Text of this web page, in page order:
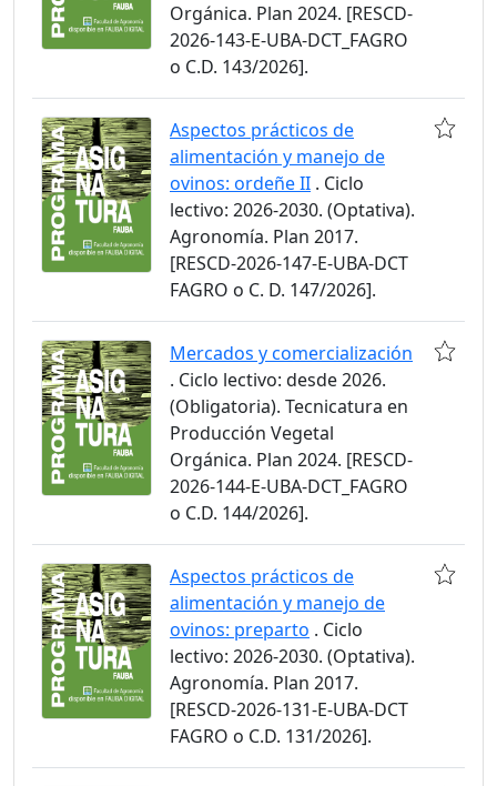
Orgánica. Plan 2024. [RESCD-
2026-143-E-UBA-DCT_FAGRO
o C.D. 143/2026].
Aspectos prácticos de
alimentación y manejo de
ovinos: ordeñe II . Ciclo
lectivo: 2026-2030. (Optativa).
Agronomía. Plan 2017.
[RESCD-2026-147-E-UBA-DCT
FAGRO o C. D. 147/2026].
Mercados y comercialización
. Ciclo lectivo: desde 2026.
(Obligatoria). Tecnicatura en
Producción Vegetal
Orgánica. Plan 2024. [RESCD-
2026-144-E-UBA-DCT_FAGRO
o C.D. 144/2026].
Aspectos prácticos de
alimentación y manejo de
ovinos: preparto . Ciclo
lectivo: 2026-2030. (Optativa).
Agronomía. Plan 2017.
[RESCD-2026-131-E-UBA-DCT
FAGRO o C.D. 131/2026].